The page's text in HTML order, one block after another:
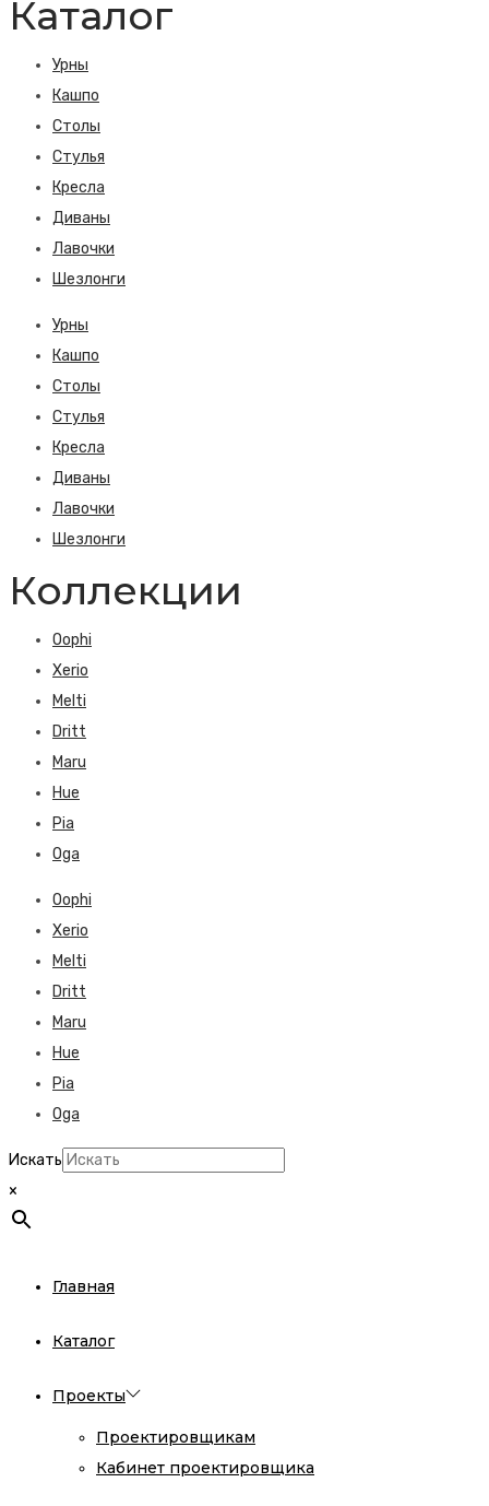
Каталог
Урны
Кашпо
Столы
Стулья
Кресла
Диваны
Лавочки
Шезлонги
Урны
Кашпо
Столы
Стулья
Кресла
Диваны
Лавочки
Шезлонги
Коллекции
Oophi
Xerio
Melti
Dritt
Maru
Hue
Pia
Oga
Oophi
Xerio
Melti
Dritt
Maru
Hue
Pia
Oga
Искать
×
Главная
Каталог
Проекты
Проектировщикам
Кабинет проектировщика